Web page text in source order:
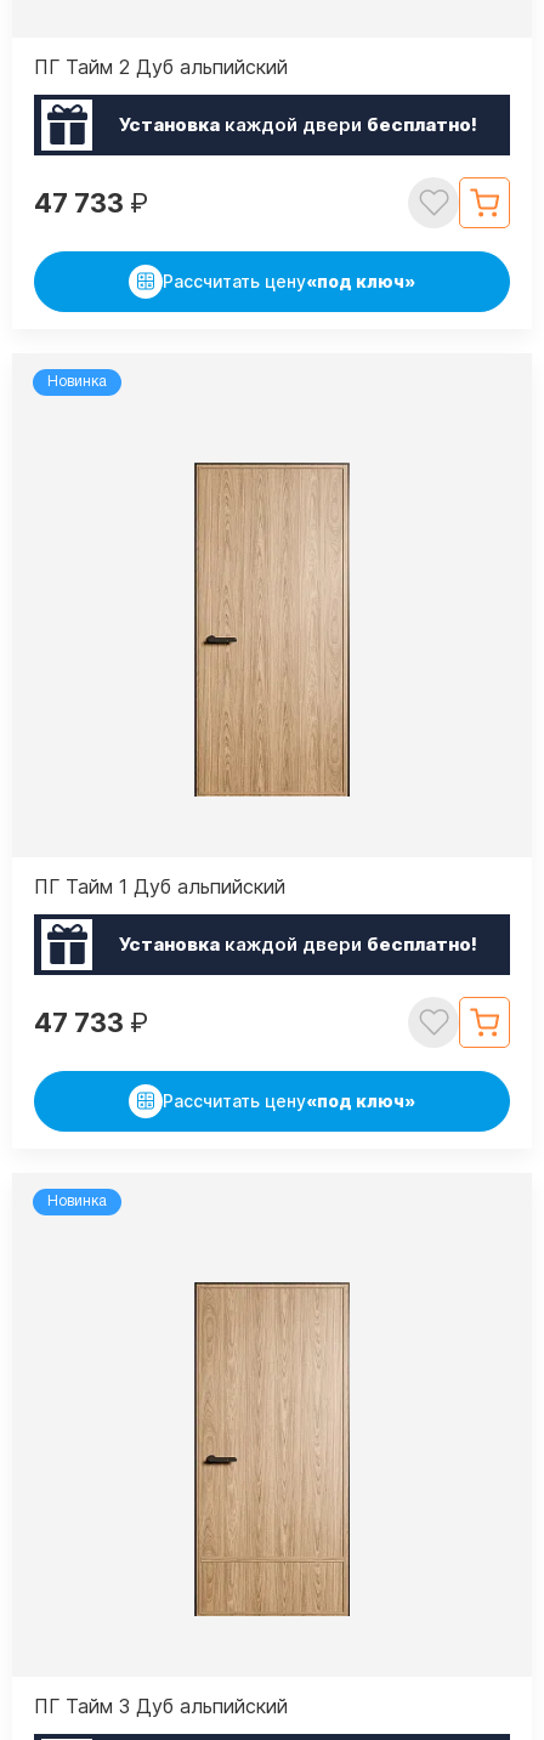
ПГ Тайм 2 Дуб альпийский
Установкакаждой двери бесплатно!
47 733 ₽
Рассчитать цену«под ключ»
Новинка
ПГ Тайм 1 Дуб альпийский
Установкакаждой двери бесплатно!
47 733 ₽
Рассчитать цену«под ключ»
Новинка
ПГ Тайм 3 Дуб альпийский